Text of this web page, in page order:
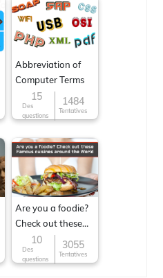
Abbreviation of
Computer Terms
15
Des
questions
1484
Tentatives
Are you a foodie?
Check out these
Famous cuisines
around the World
10
Des
questions
3055
Tentatives